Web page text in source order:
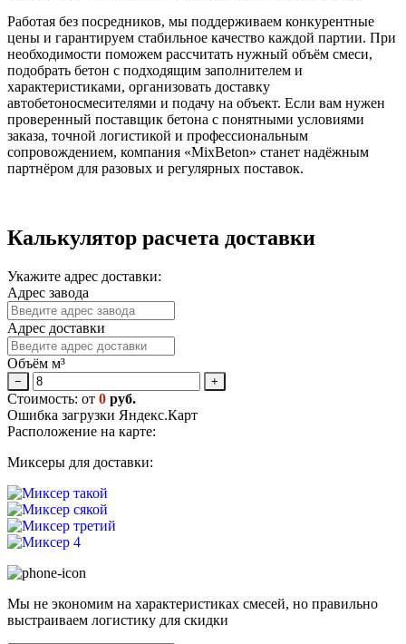
Работая без посредников, мы поддерживаем конкурентные
цены и гарантируем стабильное качество каждой партии. При
необходимости поможем рассчитать нужный объём смеси,
подобрать бетон с подходящим заполнителем и
характеристиками, организовать доставку
автобетоносмесителями и подачу на объект. Если вам нужен
проверенный поставщик бетона с понятными условиями
заказа, точной логистикой и профессиональным
сопровождением, компания «MixBeton» станет надёжным
партнёром для разовых и регулярных поставок.
Калькулятор расчета доставки
Укажите адрес доставки:
Адрес завода
Адрес доставки
Объём м³
− +
Стоимость: от 0 руб.
Ошибка загрузки Яндекс.Карт
Расположение на карте:
Миксеры для доставки:
Мы не экономим на характеристиках смесей, но правильно
выстраиваем логистику для скидки